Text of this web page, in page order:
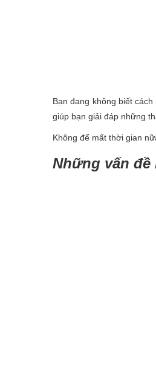
Bạn đang không biết cách
giúp bạn giải đáp những
Không để mất thời gian
Những vấn